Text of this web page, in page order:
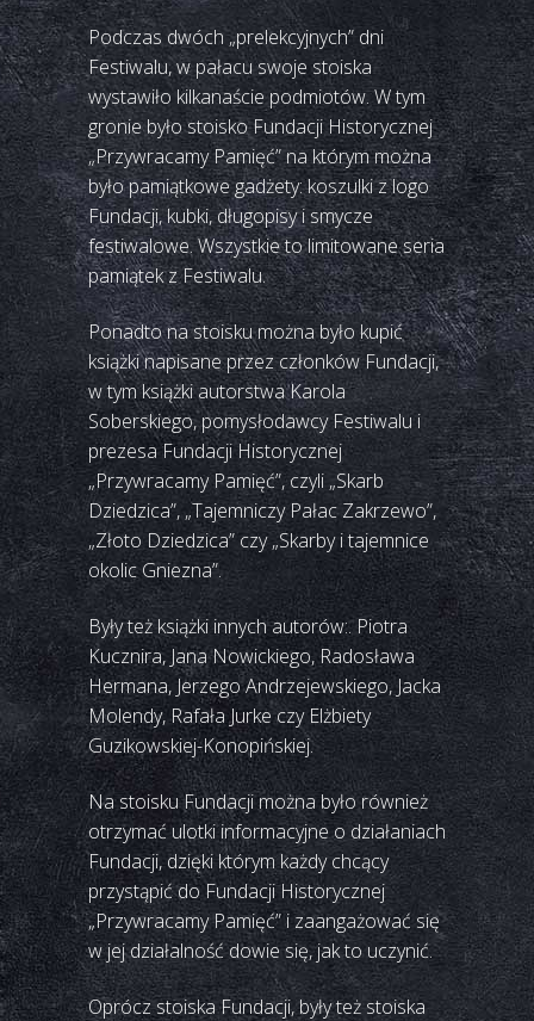
Podczas dwóch „prelekcyjnych” dni
Festiwalu, w pałacu swoje stoiska
wystawiło kilkanaście podmiotów. W tym
gronie było stoisko Fundacji Historycznej
„Przywracamy Pamięć” na którym można
było pamiątkowe gadżety: koszulki z logo
Fundacji, kubki, długopisy i smycze
festiwalowe. Wszystkie to limitowane seria
pamiątek z Festiwalu.
Ponadto na stoisku można było kupić
książki napisane przez członków Fundacji,
w tym książki autorstwa Karola
Soberskiego, pomysłodawcy Festiwalu i
prezesa Fundacji Historycznej
„Przywracamy Pamięć”, czyli „Skarb
Dziedzica”, „Tajemniczy Pałac Zakrzewo”,
„Złoto Dziedzica” czy „Skarby i tajemnice
okolic Gniezna”.
Były też książki innych autorów:. Piotra
Kucznira, Jana Nowickiego, Radosława
Hermana, Jerzego Andrzejewskiego, Jacka
Molendy, Rafała Jurke czy Elżbiety
Guzikowskiej-Konopińskiej.
Na stoisku Fundacji można było również
otrzymać ulotki informacyjne o działaniach
Fundacji, dzięki którym każdy chcący
przystąpić do Fundacji Historycznej
„Przywracamy Pamięć” i zaangażować się
w jej działalność dowie się, jak to uczynić.
Oprócz stoiska Fundacji, były też stoiska